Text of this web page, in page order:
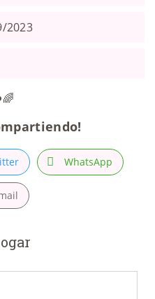
2023
WhatsApp